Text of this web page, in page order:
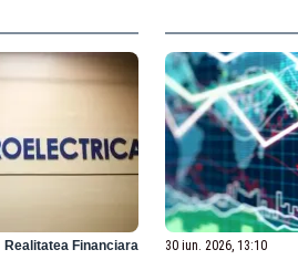
Realitatea Financiara 30 iun. 2026, 13:10